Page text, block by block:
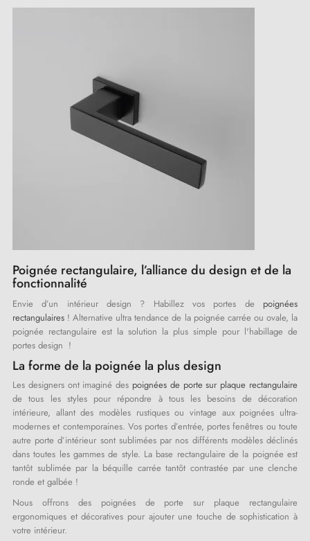
Poignée rectangulaire, l’alliance du design et de la
fonctionnalité
Envie d’un intérieur design ? Habillez vos portes de poignées
rectangulaires ! Alternative ultra tendance de la poignée carrée ou ovale, la
poignée rectangulaire est la solution la plus simple pour l'habillage de
portes design !
La forme de la poignée la plus design
Les designers ont imaginé des poignées de porte sur plaque rectangulaire
de tous les styles pour répondre à tous les besoins de décoration
intérieure, allant des modèles rustiques ou vintage aux poignées ultra-
modernes et contemporaines. Vos portes d’entrée, portes fenêtres ou toute
autre porte d’intérieur sont sublimées par nos différents modèles déclinés
dans toutes les gammes de style. La base rectangulaire de la poignée est
tantôt sublimée par la béquille carrée tantôt contrastée par une clenche
ronde et galbée !
Nous offrons des poignées de porte sur plaque rectangulaire
ergonomiques et décoratives pour ajouter une touche de sophistication à
votre intérieur.